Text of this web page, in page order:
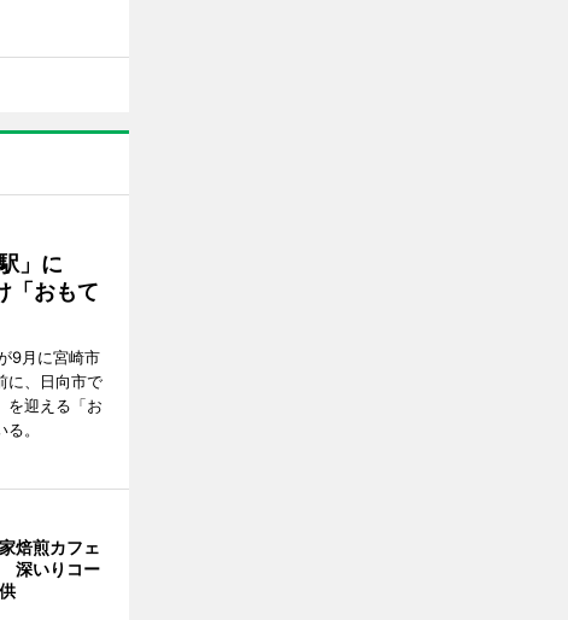
」に
「おもて
9月に宮崎市
に、日向市で
を迎える「お
。
焙煎カフェ
深いりコー